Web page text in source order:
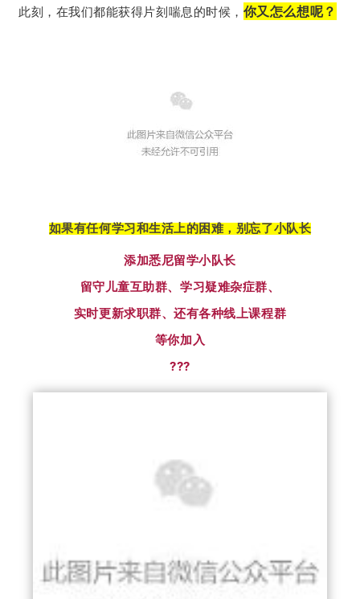
此刻，在我们都能获得片刻喘息的时候， 你又怎么想呢？
如果有任何学习和生活上的困难，别忘了小队长
添加悉尼留学小队长
留守儿童互助群、学习疑难杂症群、
实时更新求职群、还有各种线上课程群
等你加入
???